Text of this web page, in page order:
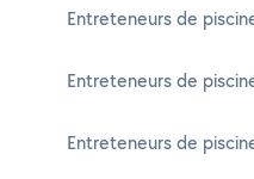
Entreteneurs de
Entreteneurs de
Entreteneurs de